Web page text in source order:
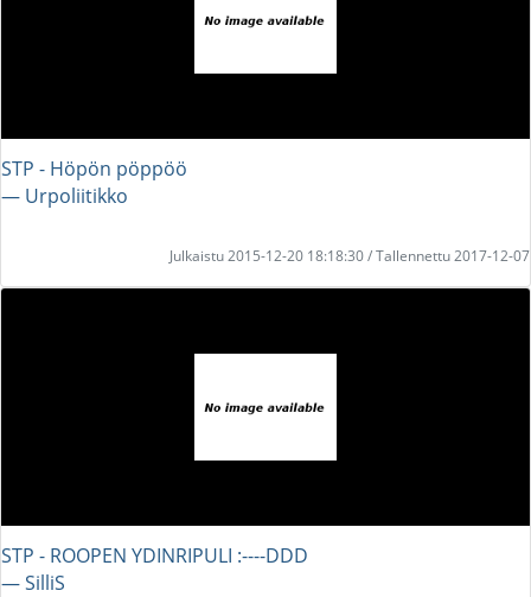
STP - Höpön pöppöö
― Urpoliitikko
Julkaistu 2015-12-20 18:18:30 / Tallennettu 2017-12-07
STP - ROOPEN YDINRIPULI :----DDD
― SilliS